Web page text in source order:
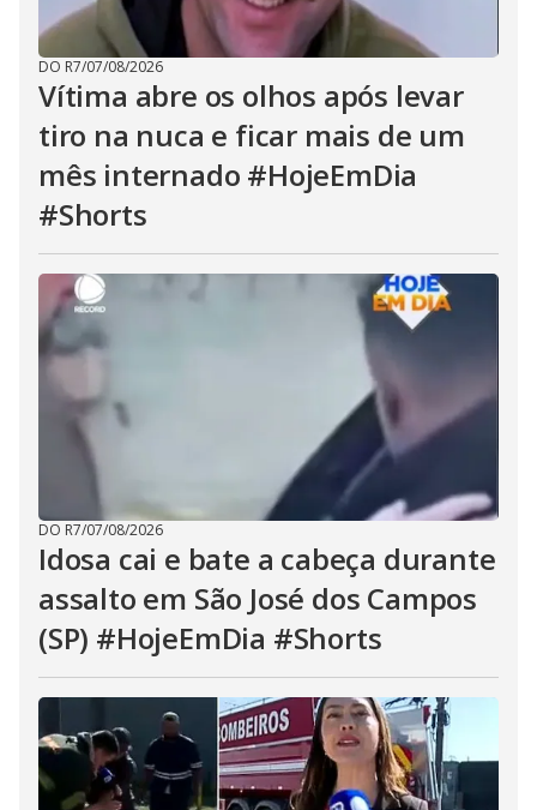
DO R7/07/08/2026
Vítima abre os olhos após levar
tiro na nuca e ficar mais de um
mês internado #HojeEmDia
#Shorts
DO R7/07/08/2026
Idosa cai e bate a cabeça durante
assalto em São José dos Campos
(SP) #HojeEmDia #Shorts